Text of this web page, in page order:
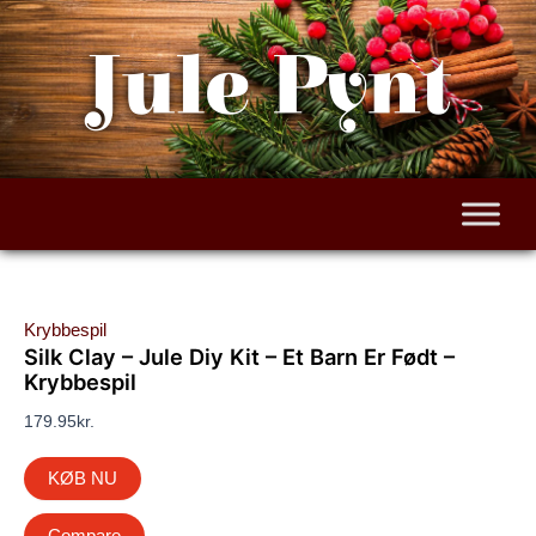
Gå
til
indholdet
Jule Pynt
Krybbespil
Silk Clay – Jule Diy Kit – Et Barn Er Født –
Krybbespil
179.95kr.
KØB NU